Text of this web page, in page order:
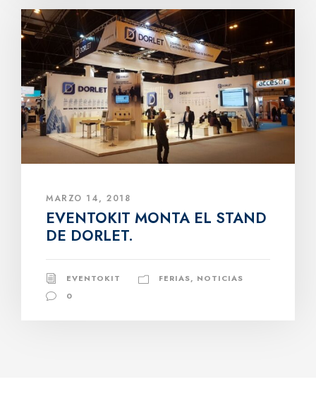
MARZO 14, 2018
EVENTOKIT MONTA EL STAND
DE DORLET.
EVENTOKIT FERIAS, NOTICIAS
0